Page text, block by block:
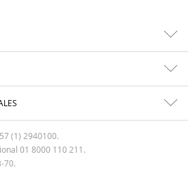
(1) 2940100.
01 8000 110 211.
70.